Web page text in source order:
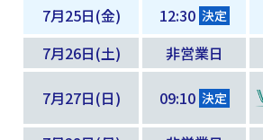
7月25日(金)
12:30 決定
7月26日(土)
非営業日
7月27日(日) 09:10 決定